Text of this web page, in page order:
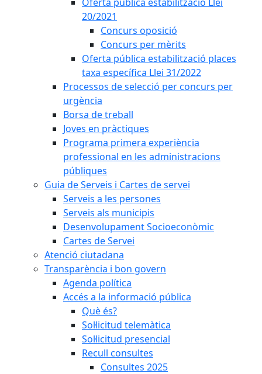
20/2021
Concurs oposició
Concurs per mèrits
Oferta pública estabilització places
taxa específica Llei 31/2022
Processos de selecció per concurs per
urgència
Borsa de treball
Joves en pràctiques
Programa primera experiència
professional en les administracions
públiques
Guia de Serveis i Cartes de servei
Serveis a les persones
Serveis als municipis
Desenvolupament Socioeconòmic
Cartes de Servei
Atenció ciutadana
Transparència i bon govern
Agenda política
Accés a la informació pública
Què és?
Sol·licitud telemàtica
Sol·licitud presencial
Recull consultes
Consultes 2025